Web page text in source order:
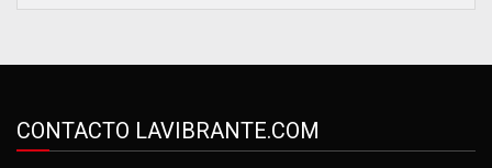
CONTACTO LAVIBRANTE.COM